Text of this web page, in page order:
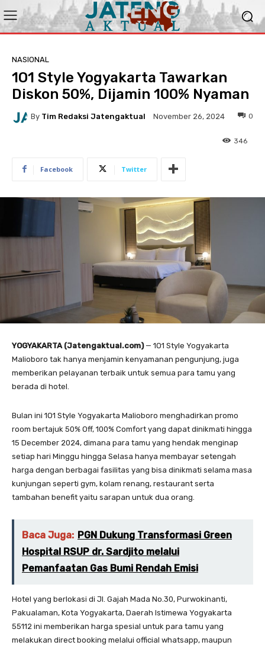
NASIONAL
1O1 Style Yogyakarta Tawarkan
Diskon 50%, Dijamin 100% Nyaman
By Tim Redaksi Jatengaktual November 26, 2024 0
346
Facebook Twitter
YOGYAKARTA (Jatengaktual.com)— 1O1 Style Yogyakarta
Malioboro tak hanya menjamin kenyamanan pengunjung, juga
memberikan pelayanan terbaik untuk semua para tamu yang
berada di hotel.
Bulan ini 1O1 Style Yogyakarta Malioboro menghadirkan promo
room bertajuk 50% Off, 100% Comfort yang dapat dinikmati hingga
15 December 2024, dimana para tamu yang hendak menginap
setiap hari Minggu hingga Selasa hanya membayar setengah
harga dengan berbagai fasilitas yang bisa dinikmati selama masa
kunjungan seperti gym, kolam renang, restaurant serta
tambahan benefit yaitu sarapan untuk dua orang.
Baca Juga: PGN Dukung Transformasi Green
Hospital RSUP dr. Sardjito melalui
Pemanfaatan Gas Bumi Rendah Emisi
Hotel yang berlokasi di Jl. Gajah Mada No.30, Purwokinanti,
Pakualaman, Kota Yogyakarta, Daerah Istimewa Yogyakarta
55112 ini memberikan harga spesial untuk para tamu yang
melakukan direct booking melalui official whatsapp, maupun